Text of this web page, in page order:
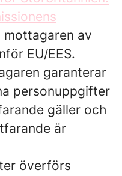
mottagaren av
EU/EES.
garanterar
personuppgifter
gäller och
är
överförs